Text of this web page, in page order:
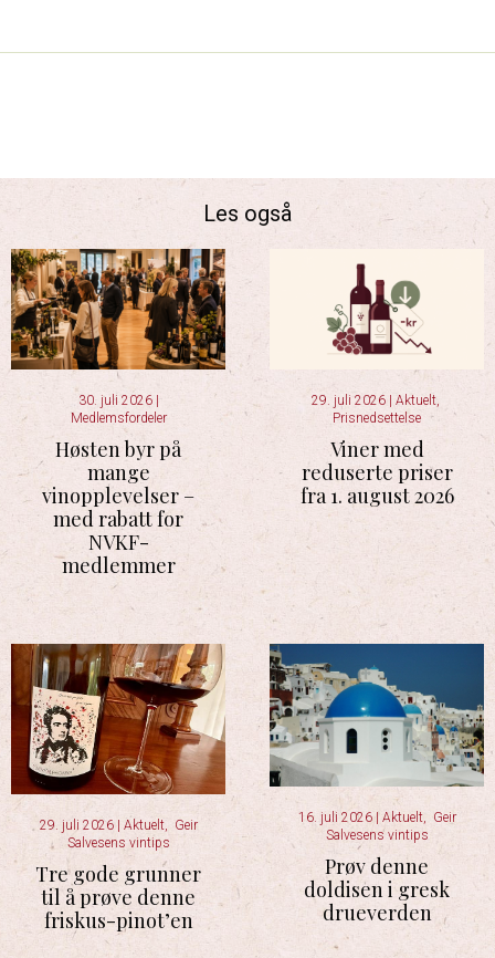
Les også
30. juli 2026
Medlemsfordeler
Høsten byr på
mange
vinopplevelser –
med rabatt for
NVKF-
medlemmer
29. juli 2026 Aktuelt,
Prisnedsettelse
Viner med
reduserte priser
fra 1. august 2026
29. juli 2026 Aktuelt, Geir
Salvesens vintips
Tre gode grunner
til å prøve denne
friskus-pinot’en
16. juli 2026 Aktuelt, Geir
Salvesens vintips
Prøv denne
doldisen i gresk
drueverden